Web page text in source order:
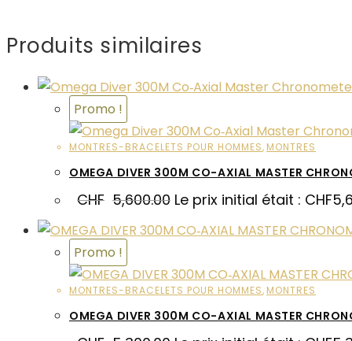
Produits similaires
Promo !
MONTRES-BRACELETS POUR HOMMES, MONTRES
OMEGA DIVER 300M CO-AXIAL MASTER
CHF 5,600.00 Le prix initial était :
Promo !
MONTRES-BRACELETS POUR HOMMES, MONTRES
OMEGA DIVER 300M CO-AXIAL MASTER